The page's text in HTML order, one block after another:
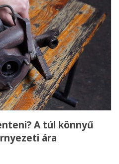
A túl könnyű
ára